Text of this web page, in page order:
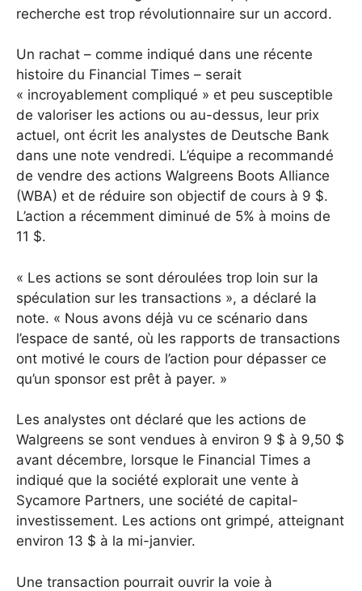
recherche est trop révolutionnaire sur un accord.
Un rachat – comme indiqué dans une récente
histoire du Financial Times – serait
« incroyablement compliqué » et peu susceptible
de valoriser les actions ou au-dessus, leur prix
actuel, ont écrit les analystes de Deutsche Bank
dans une note vendredi. L’équipe a recommandé
de vendre des actions Walgreens Boots Alliance
(WBA) et de réduire son objectif de cours à 9 $.
L’action a récemment diminué de 5% à moins de
11 $.
« Les actions se sont déroulées trop loin sur la
spéculation sur les transactions », a déclaré la
note. « Nous avons déjà vu ce scénario dans
l’espace de santé, où les rapports de transactions
ont motivé le cours de l’action pour dépasser ce
qu’un sponsor est prêt à payer. »
Les analystes ont déclaré que les actions de
Walgreens se sont vendues à environ 9 $ à 9,50 $
avant décembre, lorsque le Financial Times a
indiqué que la société explorait une vente à
Sycamore Partners, une société de capital-
investissement. Les actions ont grimpé, atteignant
environ 13 $ à la mi-janvier.
Une transaction pourrait ouvrir la voie à